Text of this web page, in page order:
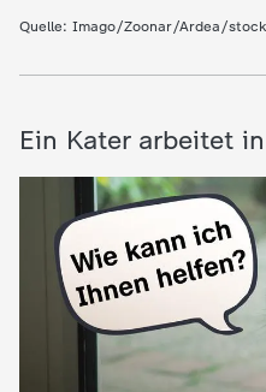
D
Quelle: Imago/Zoonar/Ardea/
Ein Kater arbeitet